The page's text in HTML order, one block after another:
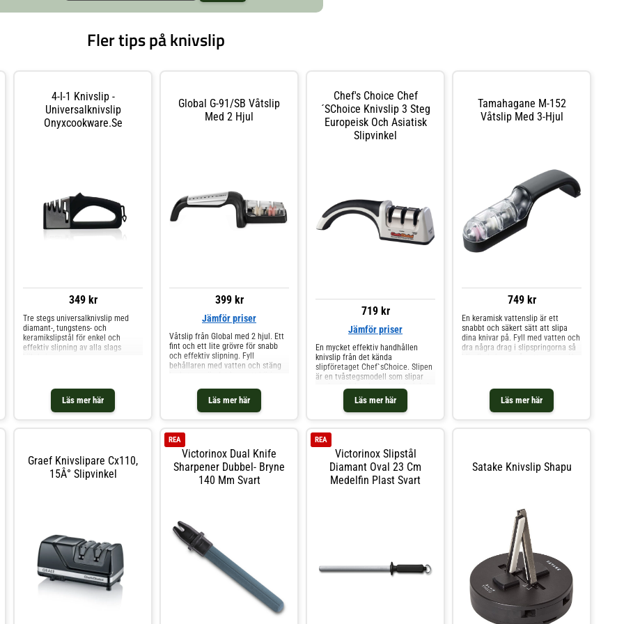
Fler tips på knivslip
4-I-1 Knivslip -
Universalknivslip
Onyxcookware.se
349 kr
Läs mer här
Tre stegs universalknivslip med
diamant-, tungstens- och
keramikslipstål för enkel och
effektiv slipning av alla slags
Global G-91/SB Våtslip
Med 2 Hjul
399 kr
Läs mer här
Jämför priser
Våtslip från Global med 2 hjul. Ett
fint och ett lite grövre för snabb
och effektiv slipning. Fyll
behållaren med vatten och stäng
kniven i det båda hjulen och ens
kniv blir som ny. Material:
Keramiska sliphjul med axlar i
inlägg av rostfritt stål.
Chef's Choice Chef
´sChoice Knivslip 3 Steg
Europeisk Och Asiatisk
Slipvinkel
719 kr
Läs mer här
Jämför priser
En mycket effektiv handhållen
knivslip från det kända
slipföretaget Chef`sChoice. Slipen
är en tvåstegsmodell som slipar
samt även vågtandade knivar. Steg
1Asiatisk vinkel, skapar och
underhåller grundeggen.Steg
underhåller grundeggen. Steg 3För
tandade knivar (Brödkniv) samt
polering av grundeggen. Om inte
grundeggen blivit förstörd är det
för det mesta endast steg 3 du
behöver använda.
Tamahagane M-152
Våtslip Med 3-Hjul
749 kr
Läs mer här
En keramisk vattenslip är ett
snabbt och säkert sätt att slipa
dina knivar på. Fyll med vatten och
dra några drag i slipspringorna så
Graef Knivslipare Cx110,
15Â° Slipvinkel
Victorinox Dual Knife
Sharpener Dubbel- Bryne
140 Mm Svart
REA
Victorinox Slipstål
Diamant Oval 23 Cm
Medelfin Plast Svart
REA
Satake Knivslip Shapu